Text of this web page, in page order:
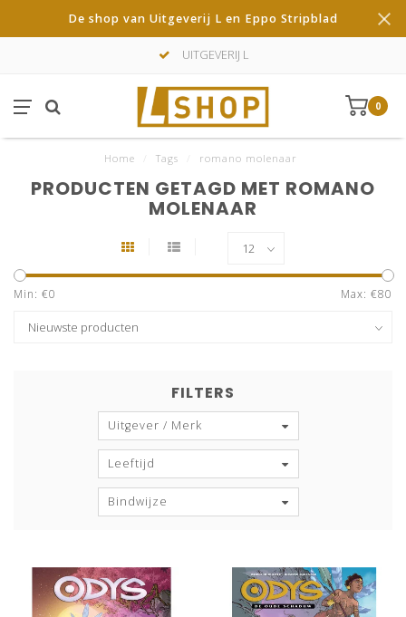
De shop van Uitgeverij L en Eppo Stripblad
UITGEVERIJ L
0
Home Tags romano molenaar
PRODUCTEN GETAGD MET ROMANO
MOLENAAR
Min: €0 Max: €80
FILTERS
Uitgever / Merk
Leeftijd
Bindwijze